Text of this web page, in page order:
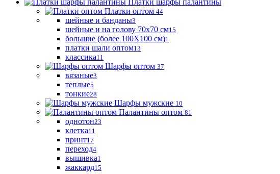
Платки шарфы палантины
Платки оптом 44
шейные и банданы3
шейные и на голову 70х70 см15
большие (более 100Х100 см)1
платки шали оптом13
классика11
Шарфы оптом 37
вязаные3
теплые5
тонкие28
Шарфы мужские 10
Палантины оптом 81
однотон23
клетка11
принт17
переход4
вышивка1
жаккард15